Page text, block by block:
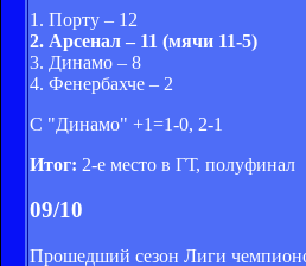
1. Порту – 12
2. Арсенал – 11 (мячи 11-5)
3. Динамо – 8
4. Фенербахче – 2
С "Динамо" +1=1-0, 2-1
Итог: 2-е место в ГТ, полуфинал
09/10
Прошедший сезон Лиги